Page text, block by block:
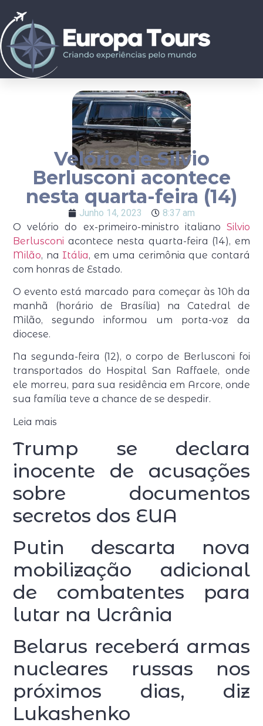
Velório de Silvio
Berlusconi acontece
nesta quarta-feira (14)
Junho 14, 2023
8:37 am
O velório do ex-primeiro-ministro italiano Silvio
Berlusconi acontece nesta quarta-feira (14), em
Milão, na Itália, em uma cerimônia que contará
com honras de Estado.
O evento está marcado para começar às 10h da
manhã (horário de Brasília) na Catedral de
Milão, segundo informou um porta-voz da
diocese.
Na segunda-feira (12), o corpo de Berlusconi foi
transportados do Hospital San Raffaele, onde
ele morreu, para sua residência em Arcore, onde
sua família teve a chance de se despedir.
Leia mais
Trump se declara
inocente de acusações
sobre documentos
secretos dos EUA
Putin descarta nova
mobilização adicional
de combatentes para
lutar na Ucrânia
Belarus receberá armas
nucleares russas nos
próximos dias, diz
Lukashenko